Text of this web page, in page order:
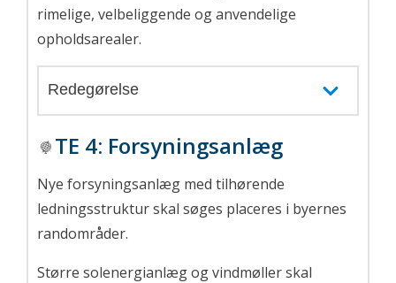
rimelige, velbeliggende og anvendelige
opholdsarealer.
Redegørelse
TE 4: Forsyningsanlæg
Nye forsyningsanlæg med tilhørende
ledningsstruktur skal søges placeres i byernes
randområder.
Større solenergianlæg og vindmøller skal